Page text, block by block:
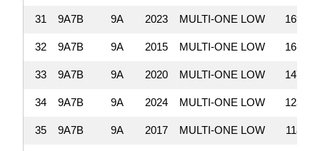
31 9A7B 9A 2023 MULTI-ONE LOW
32 9A7B 9A 2015 MULTI-ONE LOW
33 9A7B 9A 2020 MULTI-ONE LOW
34 9A7B 9A 2024 MULTI-ONE LOW
35 9A7B 9A 2017 MULTI-ONE LOW